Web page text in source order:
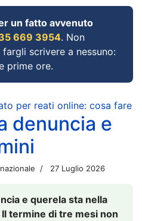
un fatto avvenuto
669 3954. Non
scrivere a nessuno:
prime ore.
per reati online: cosa fare
denuncia e
27 Luglio 2026
e querela sta nella
termine di tre mesi non